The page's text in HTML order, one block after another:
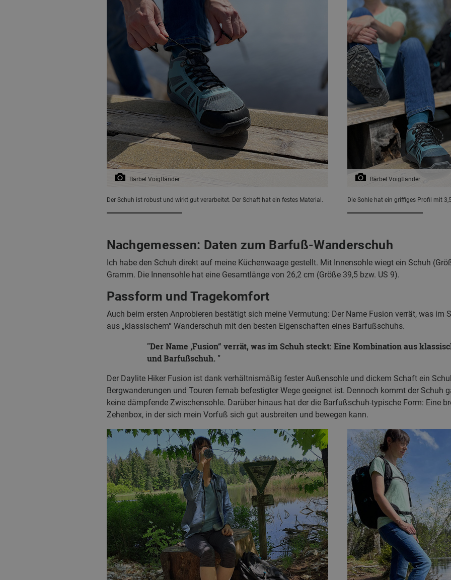
Bärbel Voigtländer
Der Schuh ist robust und wirkt gut verarbeitet. Der Schaft hat ein festes Material.
Bärbel Voigtländer
Die Sohle hat ein griffiges Profil mit
Nachgemessen: Daten zum Barfuß-Wanderschuh
Ich habe den Schuh direkt auf meine Küchenwaage gestellt. Mit Innensohle wiegt ein Schuh
Gramm. Die Innensohle hat eine Gesamtlänge von 26,2 cm (Größe 39,5 bzw. US 9).
Passform und Tragekomfort
Auch beim ersten Anprobieren bestätigt sich meine Vermutung: Der Name Fusion verrät, was im
aus „klassischem“ Wanderschuh mit den besten Eigenschaften eines Barfußschuhs.
Der Name ‚Fusion“ verrät, was im Schuh steckt: Eine Kombination aus
und Barfußschuh.
Der Daylite Hiker Fusion ist dank verhältnismäßig fester Außensohle und dickem Schaft ein
Bergwanderungen und Touren fernab befestigter Wege geeignet ist. Dennoch kommt der Schuh
keine dämpfende Zwischensohle. Darüber hinaus hat der die Barfußschuh-typische Form: Eine
Zehenbox, in der sich mein Vorfuß sich gut ausbreiten und bewegen kann.